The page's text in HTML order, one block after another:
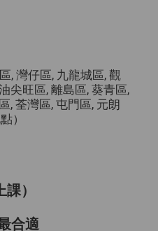
, 灣仔區, 九龍城區, 觀
尖旺區, 離島區, 葵青區,
, 荃灣區, 屯門區, 元朗
）
）
合適